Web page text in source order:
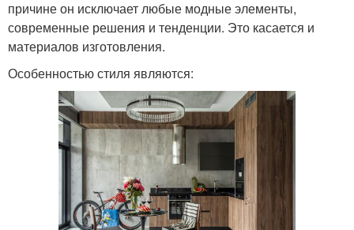
причине он исключает любые модные элементы,
современные решения и тенденции. Это касается и
материалов изготовления.
Особенностью стиля являются: